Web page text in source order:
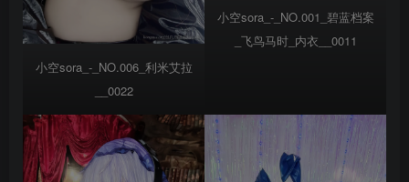
小空sora_-_NO.006_利米艾拉
__0022
小空sora_-_NO.001_碧蓝档案
_飞鸟马时_内衣__0011